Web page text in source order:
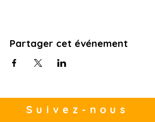
Partager cet événement
Suivez-nous